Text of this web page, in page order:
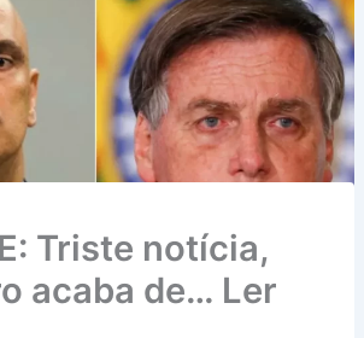
Triste notícia,
acaba de… Ler